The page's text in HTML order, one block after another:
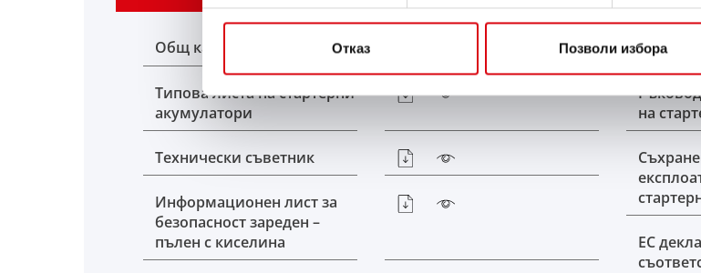
Отказ Позволи избора
Общ каталог
Типова листа на стартерни
акумулатори
Технически съветник
Информационен лист за
безопасност зареден –
пълен с киселина
на
ЕС